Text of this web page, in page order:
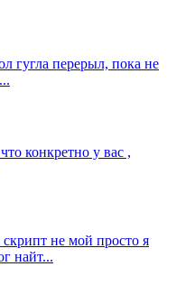
гугла перерыл, пока не
конкретно у вас ,
не мой просто я
найт...